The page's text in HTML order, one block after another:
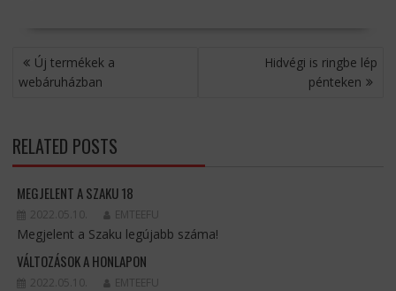
BEJEGYZÉS
NAVIGÁCIÓ
Új termékek a
webáruházban
Hidvégi is ringbe lép
pénteken
RELATED POSTS
MEGJELENT A SZAKU 18
2022.05.10. EMTEEFU
Megjelent a Szaku legújabb száma!
VÁLTOZÁSOK A HONLAPON
2022.05.10. EMTEEFU